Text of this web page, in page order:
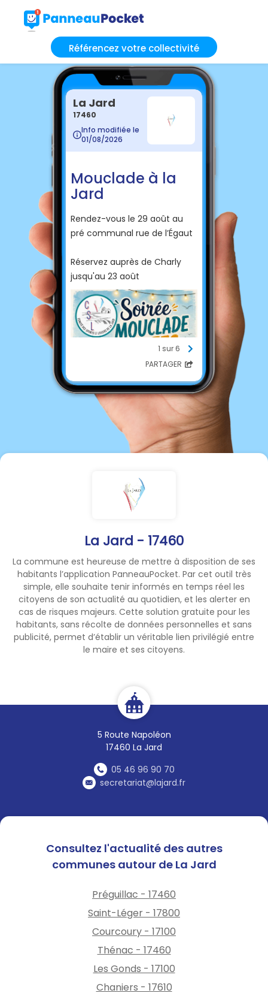
Référencez votre collectivité
La Jard - 17460
La commune est heureuse de mettre à disposition de ses
habitants l’application PanneauPocket. Par cet outil très
simple, elle souhaite tenir informés en temps réel les
citoyens de son actualité au quotidien, et les alerter en
cas de risques majeurs. Cette solution gratuite pour les
habitants, sans récolte de données personnelles et sans
publicité, permet d’établir un véritable lien privilégié entre
le maire et ses citoyens.
5 Route Napoléon
17460 La Jard
05 46 96 90 70
secretariat@lajard.fr
La Jard
17460
Info modifiée le
01/08/2026
Mouclade à la
Jard
Rendez-vous le 29 août au
pré communal rue de l’Égaut
Réservez auprès de Charly
jusqu'au 23 août
1 sur 6
PARTAGER
Consultez l'actualité des autres
communes autour de La Jard
Préguillac - 17460
Saint-Léger - 17800
Courcoury - 17100
Thénac - 17460
Les Gonds - 17100
Chaniers - 17610